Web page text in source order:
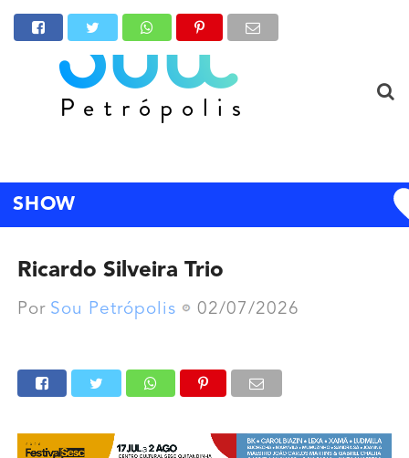
SHOW
Ricardo Silveira Trio
Por Sou Petrópolis 02/07/2026